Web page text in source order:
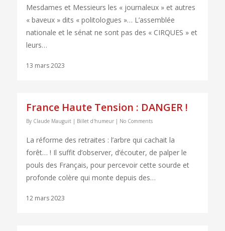
Mesdames et Messieurs les « journaleux » et autres
« baveux » dits « politologues »… L’assemblée
nationale et le sénat ne sont pas des « CIRQUES » et
leurs…
13 mars 2023
France Haute Tension : DANGER !
By Claude Mauguit | Billet d'humeur | No Comments
La réforme des retraites : l’arbre qui cachait la
forêt… ! Il suffit d’observer, d’écouter, de palper le
pouls des Français, pour percevoir cette sourde et
profonde colère qui monte depuis des…
12 mars 2023